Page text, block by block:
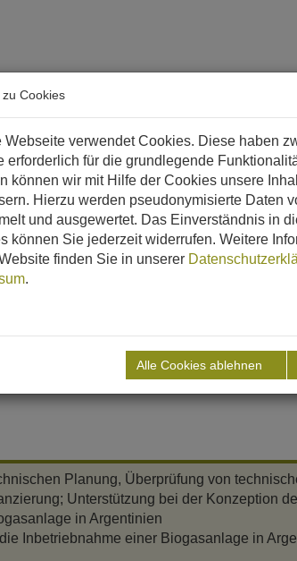
Biomethan? Referenzen Downloads
Planung, Überprüfung von
Unterstützung bei der Konzeption
in Argentinien
Inbetriebnahme einer Biogasanlage in
zu Cookies
Webseite verwendet Cookies. Diese haben
erforderlich für die grundlegende
können wir mit Hilfe der Cookies unsere
Hierzu werden pseudonymisierte Daten
und ausgewertet. Das Einverständnis in
können Sie jederzeit widerrufen. Weitere
finden Sie in unserer
.
Alle Cookies ablehnen